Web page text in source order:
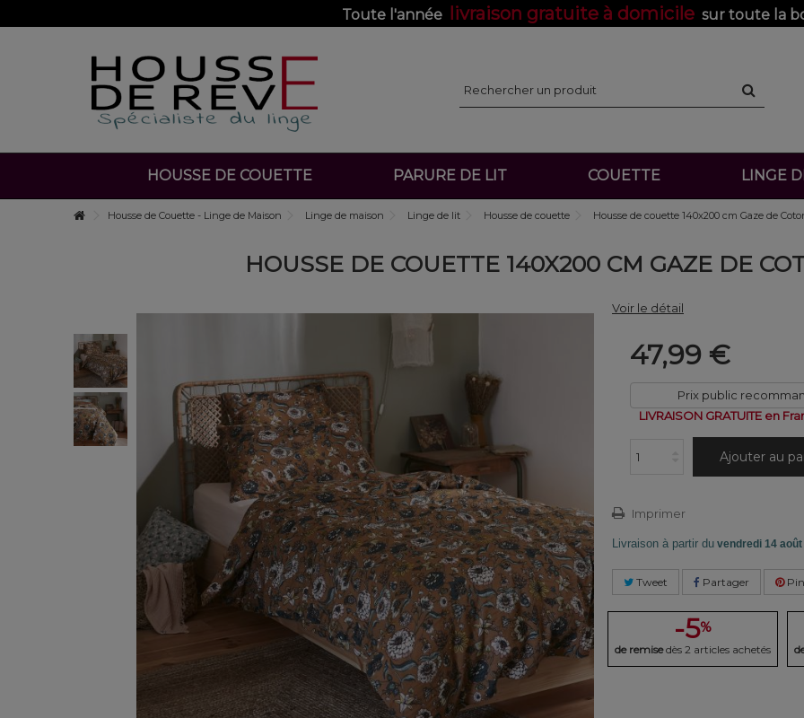
Toute l'année livraison gratuite à domicile sur toute la
HOUSSE DE COUETTE PARURE DE LIT COUETTE LINGE
Housse de Couette - Linge de Maison Linge de maison Linge de lit Housse de couette Housse de couette 140x200 cm Gaze de
HOUSSE DE COUETTE 140X200 CM GAZE DE
Voir le détail
47,99 €
Prix public
LIVRAISON GRATUITE en
Ajouter au
Imprimer
Livraison à partir du vendredi 14 août
Tweet Partager
-5%
de remise dès 2 articles achetés